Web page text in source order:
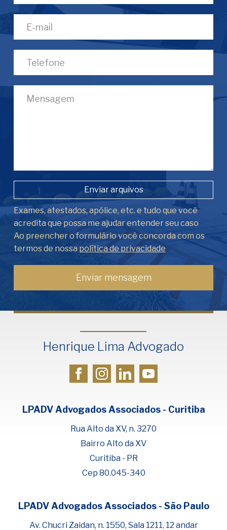
Fale com Henrique Lima
Cadastre-se para começar uma
conversa no WhatsApp
Enviar arquivos
Exames, atestados, apólice, etc. e tudo que você
acredita que possa me ajudar entender seu caso
Ao preencher o formulário você concorda com os
termos de nossa política de privacidade
Henrique Lima Advogado
LPADV Advogados Associados - Curitiba
Rua Alto da XV, n. 3270
Bairro Alto da XV
Curitiba - PR
Cep 80.045-340
LPADV Advogados Associados - São Paulo
Av. Chucri Zaidan, n. 1550, Sala 1211, 12 andar